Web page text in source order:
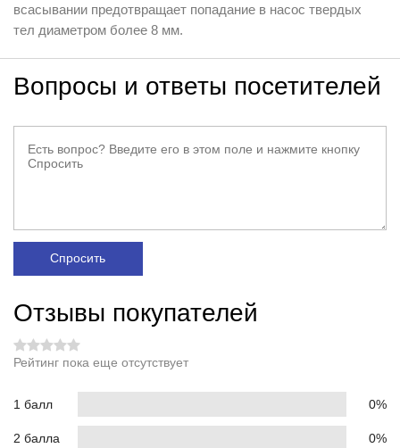
всасывании предотвращает попадание в насос твердых
тел диаметром более 8 мм.
Вопросы и ответы посетителей
Спросить
Отзывы покупателей
Рейтинг пока еще отсутствует
1 балл 0%
2 балла 0%